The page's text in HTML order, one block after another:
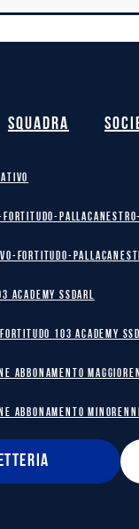
Squadra
Pallacanestro-
Fortitudo-
ACADEMY SSDARL
103 Academy SSD
ABBONAMENTO
ABBONAMENTO